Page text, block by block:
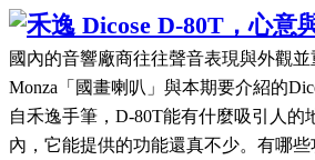
國內的音響廠商往往聲音表現與外觀
Monza 「國畫喇叭」與本期要介紹的
自禾逸手筆， D-80T能有什麼吸引人的
內，它能提供的功能還真不少。有哪